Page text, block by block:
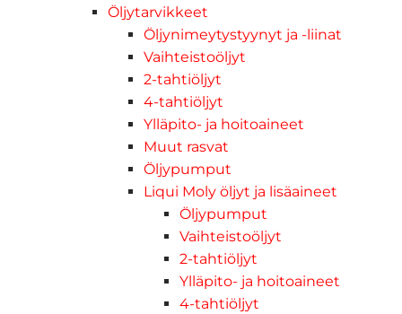
Öljytarvikkeet
Öljynimeytystyynyt ja -liinat
Vaihteistoöljyt
2-tahtiöljyt
4-tahtiöljyt
Ylläpito- ja hoitoaineet
Muut rasvat
Öljypumput
Liqui Moly öljyt ja lisäaineet
Öljypumput
Vaihteistoöljyt
2-tahtiöljyt
Ylläpito- ja hoitoaineet
4-tahtiöljyt